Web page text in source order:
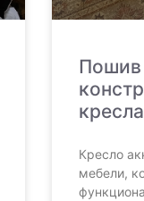
Пошив
Кресло
мебели,